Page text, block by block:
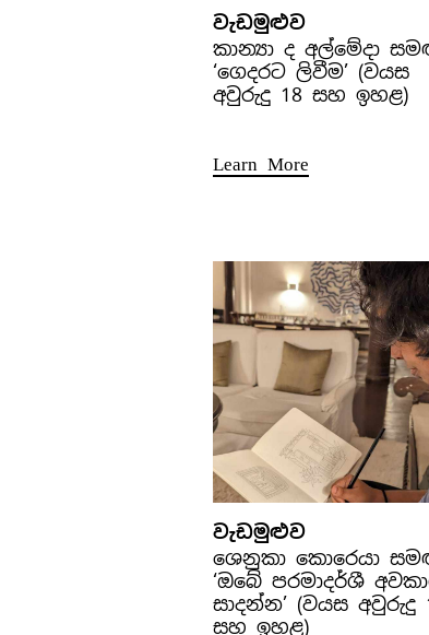
වැඩමුළුව
කාන්‍යා ද අල්මේදා
‘ගෙදරට ලිවීම’ (වයස
අවුරුදු 18 සහ ඉහළ)
Learn More
වැඩමුළුව
ශෙනුකා කොරෙයා
‘ඔබේ පරමාදර්ශී
සාදන්න’ (වයස අවුරුදු
සහ ඉහළ)